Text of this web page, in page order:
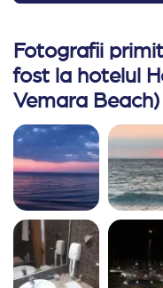
alt soc! Ne au
nici contra cost! Ne
ni s a raspuns va
frontale sunt
hotelul dar
mici si subtiri
Mancarea dc nu
intervalului de
reduceau
lichid in perete si o
prosoape,nu aveau
Fotografii
fost la hotelul
Vemara Beach)